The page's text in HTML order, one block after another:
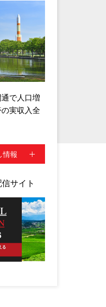
で人口増
実収入全
情報
サイト